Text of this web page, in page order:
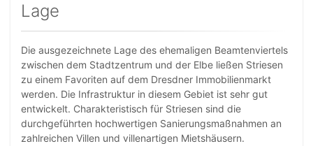
Lage
Die ausgezeichnete Lage des ehemaligen Beamtenviertels
zwischen dem Stadtzentrum und der Elbe ließen Striesen
zu einem Favoriten auf dem Dresdner Immobilienmarkt
werden. Die Infrastruktur in diesem Gebiet ist sehr gut
entwickelt. Charakteristisch für Striesen sind die
durchgeführten hochwertigen Sanierungsmaßnahmen an
zahlreichen Villen und villenartigen Mietshäusern.